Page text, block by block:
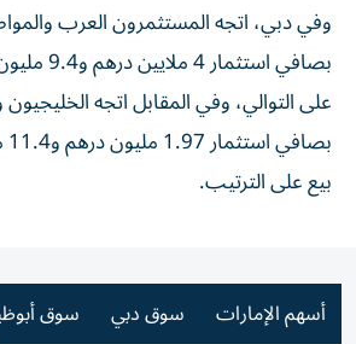
وفي دبي، اتجه المستثمرون العرب
بصافي
على التوالي، وفي المقابل اتجه الخليجيون
بيع على الترتيب.
أسهم الإمارات سوق دبي سوق